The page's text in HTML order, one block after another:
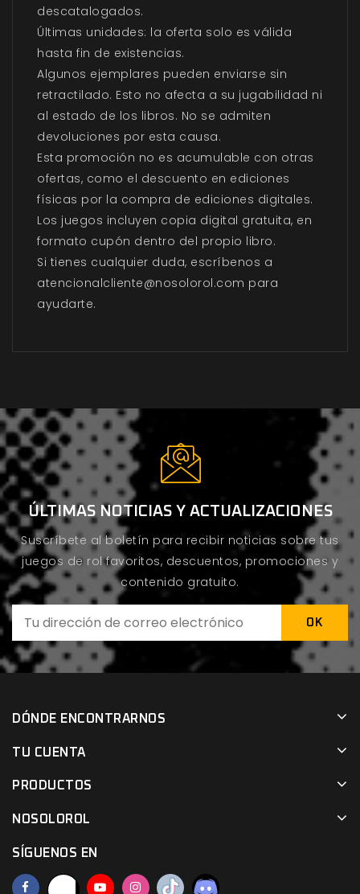
descatalogados.
Últimas unidades: la oferta solo es válida
hasta fin de existencias.
Algunos ejemplares pueden enviarse sin
retractilado. Esto no afecta a su jugabilidad ni
al estado de los libros. No se admiten
devoluciones por esta causa.
Esta promoción no es acumulable con otras
ofertas, como el descuento en ediciones
físicas por la compra de ediciones digitales.
Los juegos incluyen copia digital gratuita, en
formato cupón dentro del propio libro.
Si tienes cualquier duda, escríbenos a
atencionalcliente@nosolorol.com para
ayudarte.
ÚLTIMAS NOTICIAS Y ACTUALIZACIONES
Suscríbete al boletín para recibir noticias sobre tus
juegos de rol favoritos, descuentos, promociones y
contenido gratuito.
DÓNDE ENCONTRARNOS
TU CUENTA
PRODUCTOS
NOSOLOROL
SÍGUENOS EN